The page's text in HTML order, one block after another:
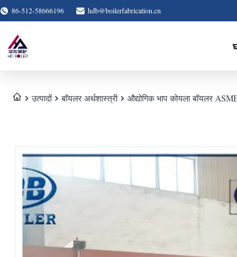
86-512-58666196 hdb@boilerfabrication.cn
उत्पादों बॉयलर अर्थशास्त्री औद्योगिक भाप कोयला बॉयलर